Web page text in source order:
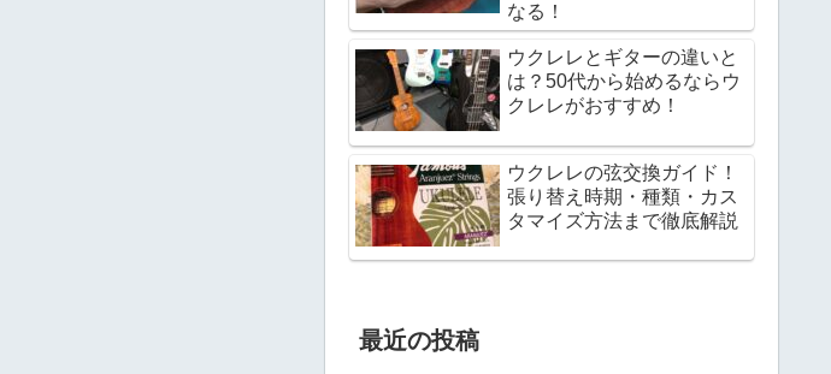
なる！
ウクレレとギターの違いと
は？50代から始めるならウ
クレレがおすすめ！
ウクレレの弦交換ガイド！
張り替え時期・種類・カス
タマイズ方法まで徹底解説
最近の投稿